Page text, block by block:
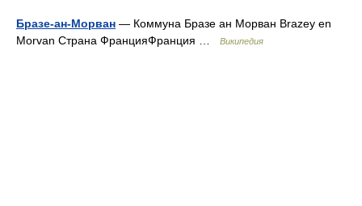
Бразе-ан-Морван — Коммуна Бразе ан Морван Brazey en
Morvan Страна ФранцияФранция …
Википедия